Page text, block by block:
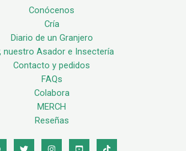
Conócenos
Cría
Diario de un Granjero
nuestro Asador e Insectería
Contacto y pedidos
FAQs
Colabora
MERCH
Reseñas